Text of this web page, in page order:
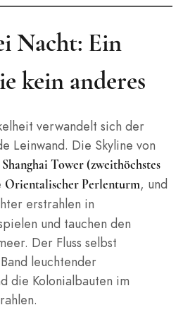
Nacht: Ein
kein anderes
verwandelt sich der
Leinwand. Die Skyline von
Shanghai Tower (zweithöchstes
Orientalischer Perlenturm, und
erstrahlen in
und tauchen den
Der Fluss selbst
leuchtender
die Kolonialbauten im